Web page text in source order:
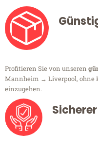
Profitieren Sie von unseren
Mannheim → Liverpool, ohne
einzugehen.